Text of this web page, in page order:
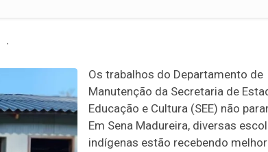
Os trabalhos do Departamento de
Manutenção da Secretaria de
Educação e Cultura (SEE) não
Em Sena Madureira, diversas
indígenas estão recebendo